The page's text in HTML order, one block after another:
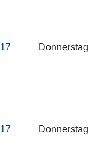
Donnerstag
Donnerstag